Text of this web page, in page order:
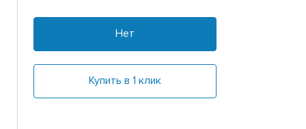
Нет
Купить в 1 клик